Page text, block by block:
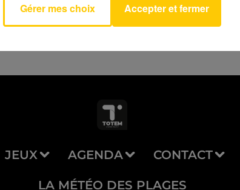
JEUX AGENDA CONTACT
LA MÉTÉO DES PLAGES
Gérer mes choix Accepter et fermer